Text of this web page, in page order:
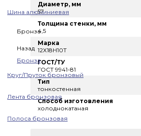
Шина алюминиевая
Бронза
Назад
Бронза
Круг/Пруток бронзовый
Лента бронзовая
Полоса бронзовая
Диаметр, мм
57
Толщина стенки, мм
4,5
Марка
12Х18Н10Т
ГОСТ/ТУ
ГОСТ 9941-81
Тип
тонкостенная
Способ изготовления
холоднокатаная